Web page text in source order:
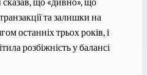
та залишки на
останніх трьох років, і
розбіжність у балансі